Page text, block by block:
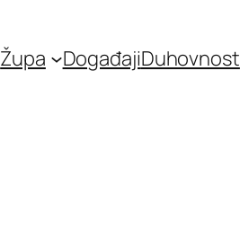
Župa DogađajiDuhovnost